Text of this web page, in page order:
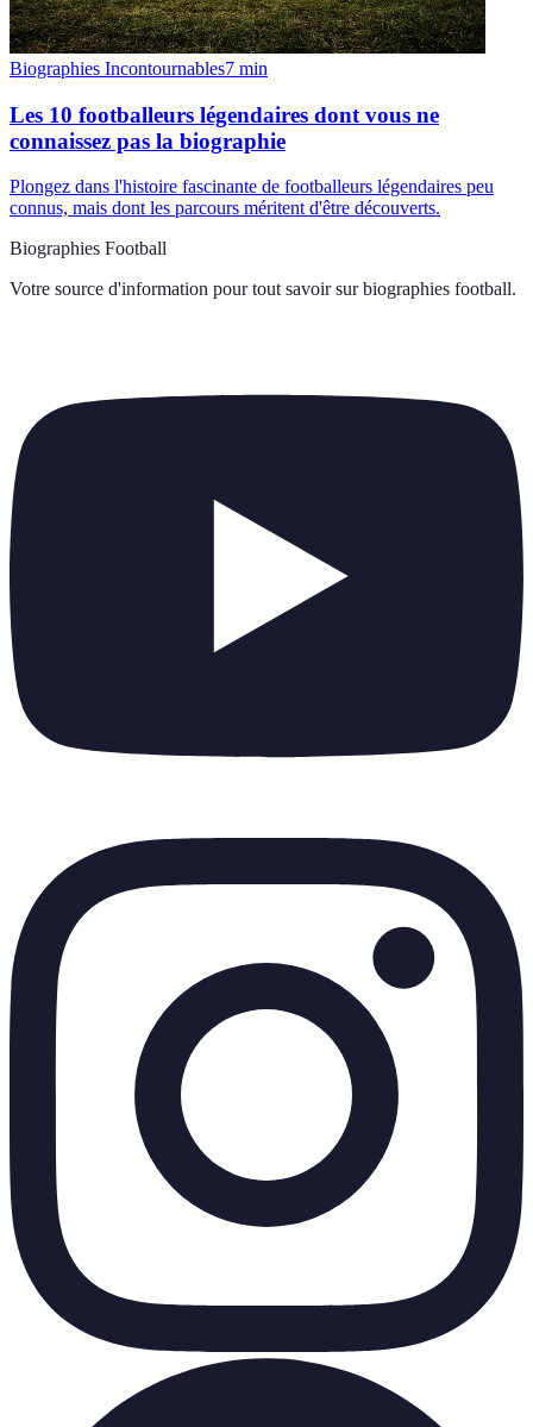
Biographies Incontournables7 min
Les 10 footballeurs légendaires dont vous ne
connaissez pas la biographie
Plongez dans l'histoire fascinante de footballeurs légendaires peu
connus, mais dont les parcours méritent d'être découverts.
Biographies Football
Votre source d'information pour tout savoir sur biographies football.